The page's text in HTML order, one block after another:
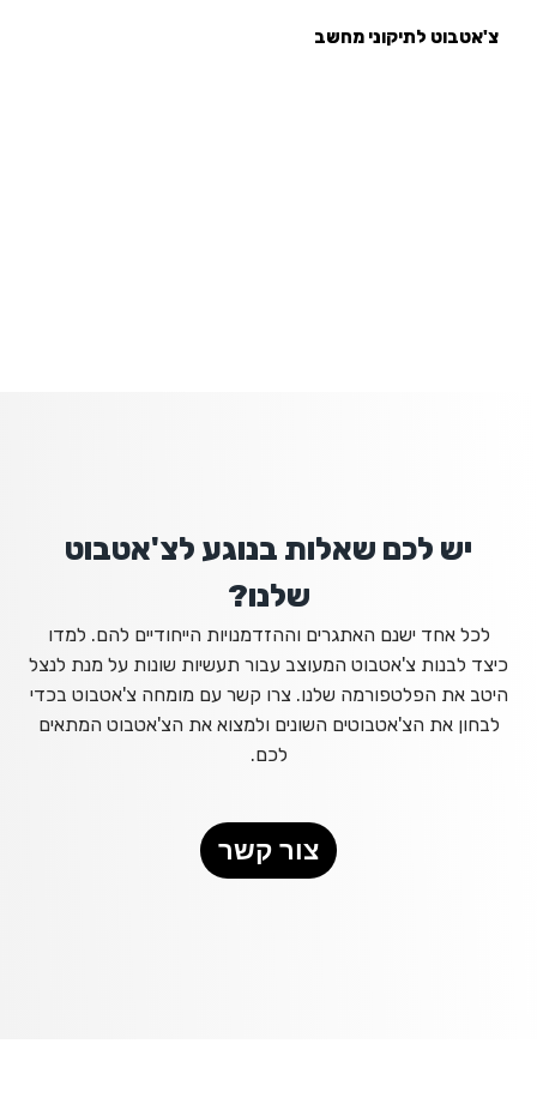
צ'אטבוט לתיקוני מחשב
יש לכם שאלות בנוגע לצ'אטבוט
שלנו?
לכל אחד ישנם האתגרים וההזדמנויות הייחודיים להם. למדו
כיצד לבנות צ'אטבוט המעוצב עבור תעשיות שונות על מנת לנצל
היטב את הפלטפורמה שלנו. צרו קשר עם מומחה צ'אטבוט בכדי
לבחון את הצ'אטבוטים השונים ולמצוא את הצ'אטבוט המתאים
לכם.
צור קשר